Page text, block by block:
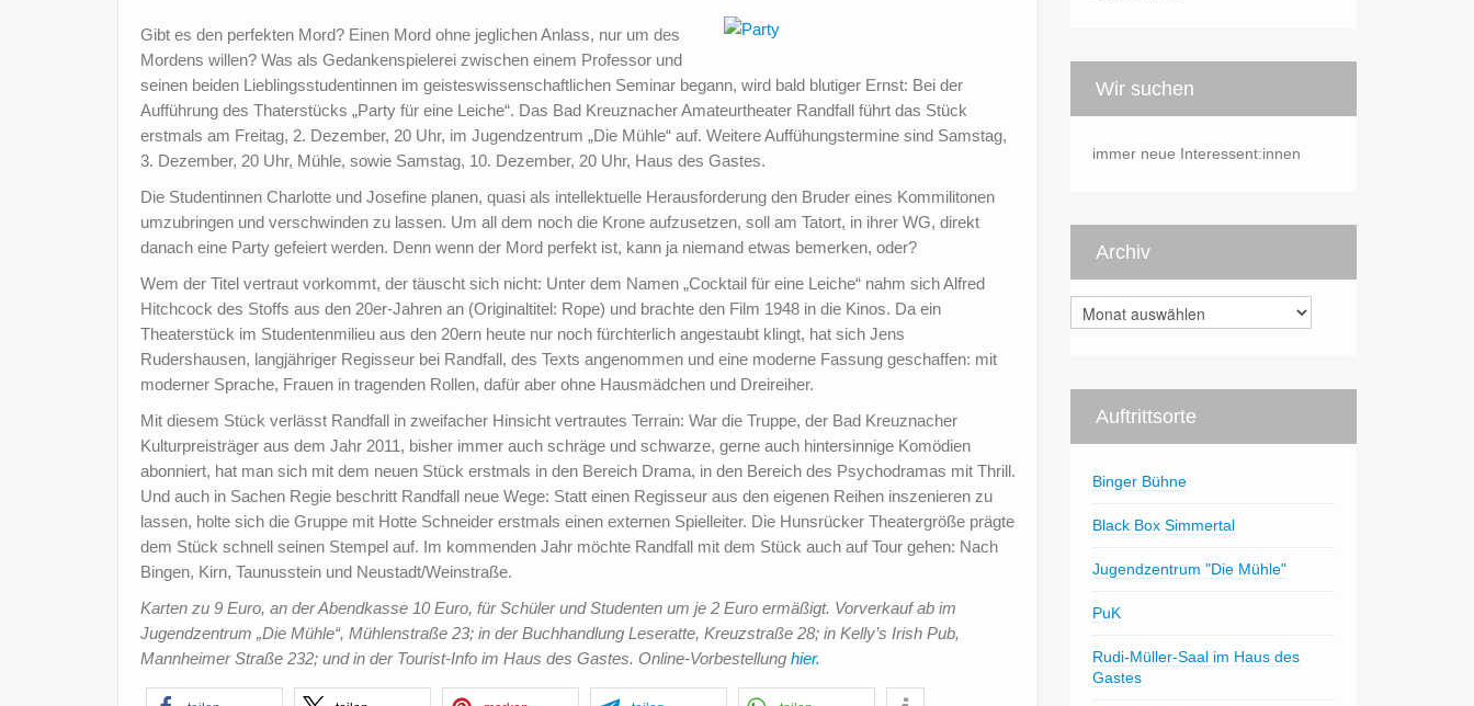
Gibt es den perfekten Mord? Einen Mord ohne jeglichen Anlass, nur um des
Mordens willen? Was als Gedankenspielerei zwischen einem Professor und
seinen beiden Lieblingsstudentinnen im geisteswissenschaftlichen Seminar begann, wird bald blutiger Ernst: Bei der
Aufführung des Thaterstücks „Party für eine Leiche“. Das Bad Kreuznacher Amateurtheater Randfall führt das Stück
erstmals am Freitag, 2. Dezember, 20 Uhr, im Jugendzentrum „Die Mühle“ auf. Weitere Auffühungstermine sind Samstag,
3. Dezember, 20 Uhr, Mühle, sowie Samstag, 10. Dezember, 20 Uhr, Haus des Gastes.
Die Studentinnen Charlotte und Josefine planen, quasi als intellektuelle Herausforderung den Bruder eines Kommilitonen
umzubringen und verschwinden zu lassen. Um all dem noch die Krone aufzusetzen, soll am Tatort, in ihrer WG, direkt
danach eine Party gefeiert werden. Denn wenn der Mord perfekt ist, kann ja niemand etwas bemerken, oder?
Wem der Titel vertraut vorkommt, der täuscht sich nicht: Unter dem Namen „Cocktail für eine Leiche“ nahm sich Alfred
Hitchcock des Stoffs aus den 20er-Jahren an (Originaltitel: Rope) und brachte den Film 1948 in die Kinos. Da ein
Theaterstück im Studentenmilieu aus den 20ern heute nur noch fürchterlich angestaubt klingt, hat sich Jens
Rudershausen, langjähriger Regisseur bei Randfall, des Texts angenommen und eine moderne Fassung geschaffen: mit
moderner Sprache, Frauen in tragenden Rollen, dafür aber ohne Hausmädchen und Dreireiher.
Mit diesem Stück verlässt Randfall in zweifacher Hinsicht vertrautes Terrain: War die Truppe, der Bad Kreuznacher
Kulturpreisträger aus dem Jahr 2011, bisher immer auch schräge und schwarze, gerne auch hintersinnige Komödien
abonniert, hat man sich mit dem neuen Stück erstmals in den Bereich Drama, in den Bereich des Psychodramas mit Thrill.
Und auch in Sachen Regie beschritt Randfall neue Wege: Statt einen Regisseur aus den eigenen Reihen inszenieren zu
lassen, holte sich die Gruppe mit Hotte Schneider erstmals einen externen Spielleiter. Die Hunsrücker Theatergröße prägte
dem Stück schnell seinen Stempel auf. Im kommenden Jahr möchte Randfall mit dem Stück auch auf Tour gehen: Nach
Bingen, Kirn, Taunusstein und Neustadt/Weinstraße.
Karten zu 9 Euro, an der Abendkasse 10 Euro, für Schüler und Studenten um je 2 Euro ermäßigt. Vorverkauf ab im
Jugendzentrum „Die Mühle“, Mühlenstraße 23; in der Buchhandlung Leseratte, Kreuzstraße 28; in Kelly’s Irish Pub,
Mannheimer Straße 232; und in der Tourist-Info im Haus des Gastes. Online-Vorbestellung hier.
Wir suchen
immer neue Interessent:innen
Archiv
Archiv
Auftrittsorte
Binger Bühne
Black Box Simmertal
Jugendzentrum "Die Mühle"
PuK
Rudi-Müller-Saal im Haus des
Gastes